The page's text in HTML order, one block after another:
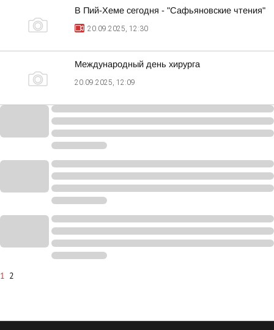
В Пий-Хеме сегодня - "Сафьяновские чтения"
20.09.2025, 12:30
Международный день хирурга
20.09.2025, 12:09
1 2